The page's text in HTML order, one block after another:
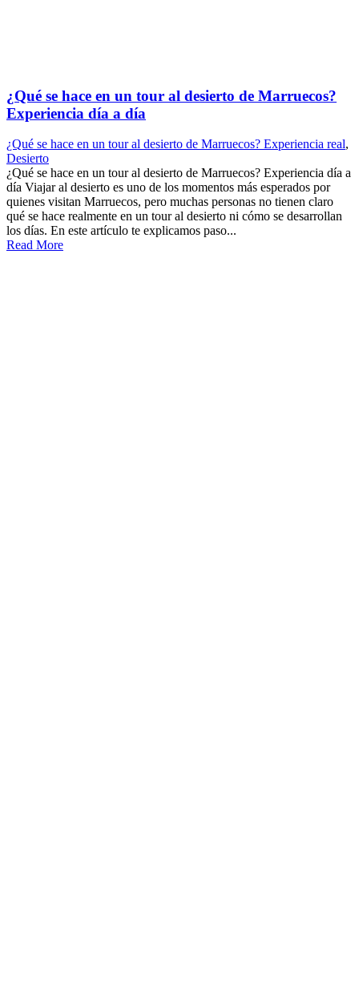
¿Qué se hace en un tour al desierto de Marruecos?
Experiencia día a día
¿Qué se hace en un tour al desierto de Marruecos? Experiencia real,
Desierto
¿Qué se hace en un tour al desierto de Marruecos? Experiencia día a
día Viajar al desierto es uno de los momentos más esperados por
quienes visitan Marruecos, pero muchas personas no tienen claro
qué se hace realmente en un tour al desierto ni cómo se desarrollan
los días. En este artículo te explicamos paso...
Read More